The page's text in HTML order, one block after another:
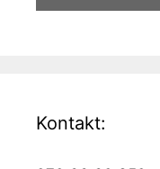
Kontakt: